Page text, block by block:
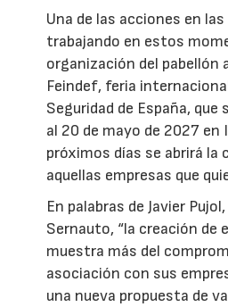
Una de las acciones en
trabajando en estos
organización del pabellón
Feindef, feria
Seguridad de España, que
al 20 de mayo de 2027 en
próximos días se abrirá la
aquellas empresas que
En palabras de Javier
Sernauto, “la creación de
muestra más del
asociación con sus
una nueva propuesta de